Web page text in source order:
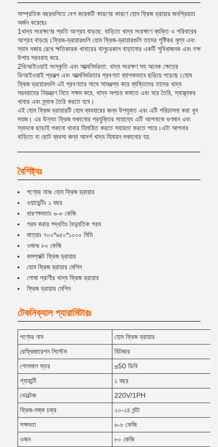
সাম্প্রতিক বছরগুলিতে বেশ কয়েকটি কারণের কারণে হোম ফ্রিজ ড্রায়ার জনপ্রিয়তা
অর্জন করেছেঃ
1খাদ্য সংরক্ষণের প্রতি আগ্রহ বাড়ছে: বাড়িতে খাদ্য সংরক্ষণে ব্যক্তি ও পরিবারের
আগ্রহ বাড়ছে।ফ্রিজ-ড্রায়ারগুলি হোম ফ্রিজ-ড্রায়ারগুলি তাদের পুষ্টিকর মূল্য এবং
স্বাদ বজায় রেখে ক্ষতিকারক খাবারের বালুচরকাল বাড়ানোর একটি সুবিধাজনক এবং দক্ষ
উপায় সরবরাহ করে.
2ডিআইওয়াই সংস্কৃতি এবং আত্মনির্ভরতা: খাদ্য সংরক্ষণ সহ অনেক ক্ষেত্রে
ডিআইওয়াই প্রকল্প এবং আত্মনির্ভরতার প্রবণতা ব্যাপকভাবে ছড়িয়ে পড়েছে।হোম
ফ্রিজ ড্রায়ারগুলি এই প্রবণতার সাথে সামঞ্জস্য করে ব্যক্তিদের তাদের খাদ্য
সরবরাহের নিয়ন্ত্রণ নিতে সক্ষম করে, খাদ্য অপচয় কমাতে এবং ঘরে তৈরি, স্বাস্থ্যকর
খাবার এবং স্ন্যাক তৈরি করতে হবে।
এই হোম ফ্রিজ ড্রায়ারটি হোম ব্যবহারের জন্য উপযুক্ত এবং এটি পরিচালনা করা খুব
সহজ। এর উন্নত ফ্রিজ শুকানোর প্রযুক্তির সাহায্যে এটি আপনাকে গুণমান এবং
স্বাদকে ছাড়াই শুকনো খাবার হিমায়িত করতে সহায়তা করতে পারে।এটা আপনার
বাড়িতে বা ছোট ব্যবসা জন্য আদর্শ খাদ্য হিমায়ন শুকানোর হয়.
বৈশিষ্ট্যঃ
পণ্যের নামঃ হোম ফ্রিজ ড্রায়ার
ওয়ারেন্টিঃ ১ বছর
ধারণক্ষমতাঃ ৬-৮ কেজি
গরম করার পদ্ধতিঃ বৈদ্যুতিক গরম
মাত্রাঃ ৭০০*৬৫০*১০০০ মিমি
ওজনঃ ৮০ কেজি
কমপ্যাক্ট ফ্রিজ ড্রায়ার
হোম ফ্রিজ ড্রায়ার মেশিন
পোষা প্রাণীর খাদ্য ফ্রিজ ড্রায়ার
ফ্রিজ ড্রায়ার মেশিন
টেকনিক্যাল প্যারামিটারঃ
পণ্যের নাম
হোম ফ্রিজ ড্রায়ার
রেফ্রিজারেশন সিস্টেম
বিটজার
গোলমাল স্তর
≤50 ডিবি
গ্যারান্টি
১ বছর
ভোল্টেজ
220V/1PH
ফ্রিজ-শুষ্ক চক্র
২০-২৪ ঘন্টা
সক্ষমতা
৬-৮ কেজি
ওজন
৮০ কেজি